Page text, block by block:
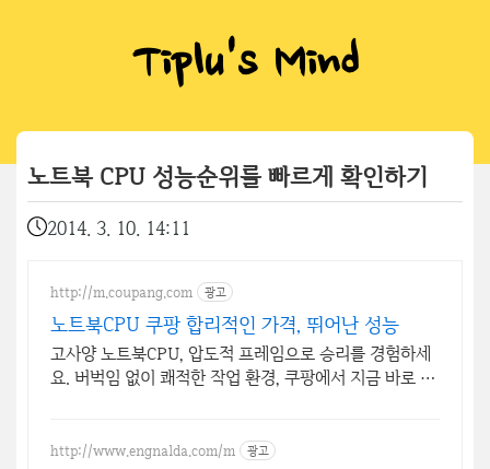
Tiplu's Mind
노트북 CPU 성능순위를 빠르게 확인하기
2014. 3. 10. 14:11
http://m.coupang.com 광고
노트북CPU 쿠팡 합리적인 가격, 뛰어난 성능
고사양 노트북CPU, 압도적 프레임으로 승리를 경험하세
요. 버벅임 없이 쾌적한 작업 환경, 쿠팡에서 지금 바로 경
http://www.engnalda.com/m 광고